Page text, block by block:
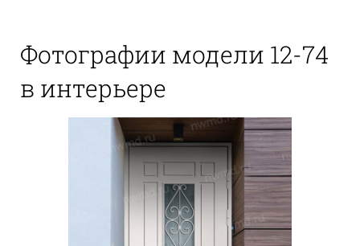
Фотографии модели 12-74
в интерьере